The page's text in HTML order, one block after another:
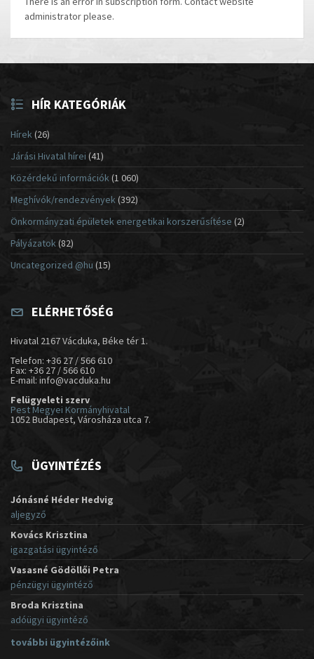
administrator please.
HÍR KATEGÓRIÁK
Hírek(26)
Járási Hivatal hírei (41)
Közérdekű információk(1 060)
Meghívók/rendezvények (392)
Önkormányzati épületek energetikai korszerűsítése (2)
Pályázatok (82)
Uncategorized @hu (15)
ELÉRHETŐSÉG
Hivatal 2167 Vácduka, Béke tér 1.
Telefon: +36 27 / 566 610
Fax: +36 27 / 566 610
E-mail: info@vacduka.hu
Felügyeleti szerv
Pest Megyei Kormányhivatal
1052 Budapest, Városháza utca 7.
ÜGYINTÉZÉS
Jónásné Héder Hedvig
aljegyző
Kovács Krisztina
igazgatási ügyintéző
Vasasné Gödöllői Petra
pénzügyi ügyintéző
Broda Krisztina
adóügyi ügyintéző
további ügyintézőink